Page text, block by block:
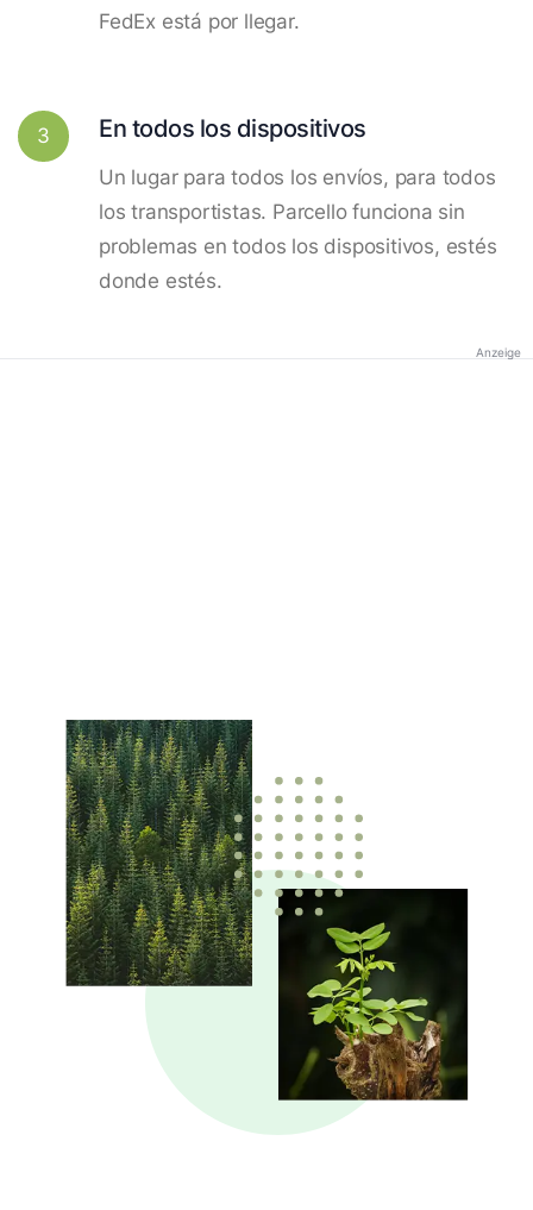
FedEx está por llegar.
3 En todos los dispositivos
Un lugar para todos los envíos, para todos
los transportistas. Parcello funciona sin
problemas en todos los dispositivos, estés
donde estés.
Anzeige